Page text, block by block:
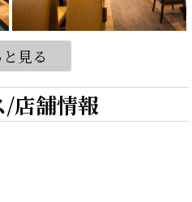
と見る
/店舗情報